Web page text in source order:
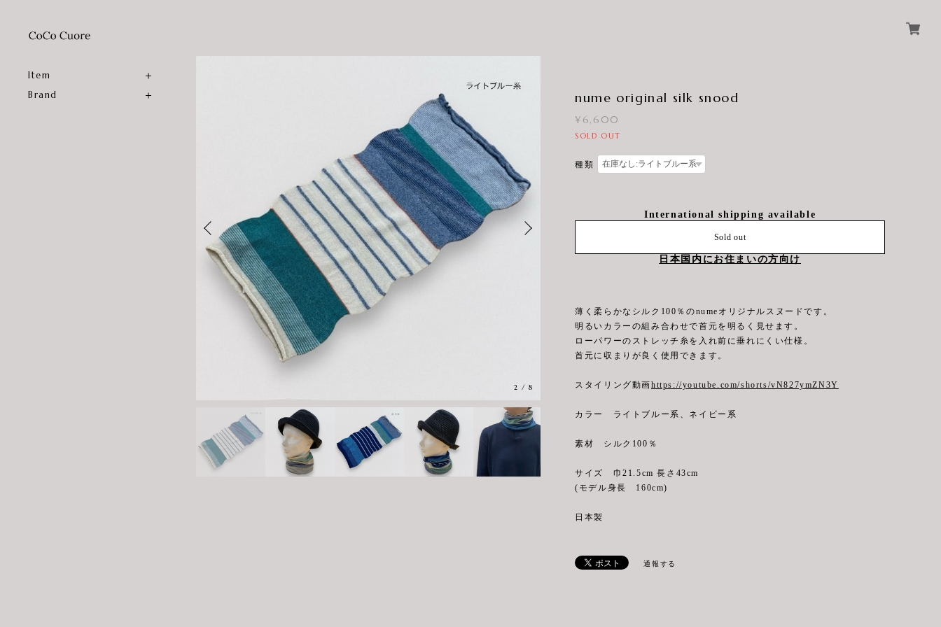
Item
Brand
2 /8
nume original silk snood
¥6,600
SOLD OUT
種類
International shipping available
Sold out
日本国内にお住まいの方向け
薄く柔らかなシルク100％のnumeオリジナルスヌードです。
明るいカラーの組み合わせで首元を明るく見せます。
ローパワーのストレッチ糸を入れ前に垂れにくい仕様。
首元に収まりが良く使用できます。
スタイリング動画https://youtube.com/shorts/vN827ymZN3Y
カラー ライトブルー系、ネイビー系
素材 シルク100％
サイズ 巾21.5cm 長さ43cm
(モデル身長 160cm)
日本製
通報する